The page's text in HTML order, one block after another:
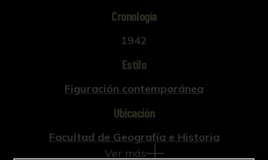
Cronología
1942
Estilo
Figuración contemporánea
Ubicación
Facultad de Geografía e Historia
Ver más